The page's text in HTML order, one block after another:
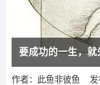
要成功的一生，
作者：此鱼非彼鱼